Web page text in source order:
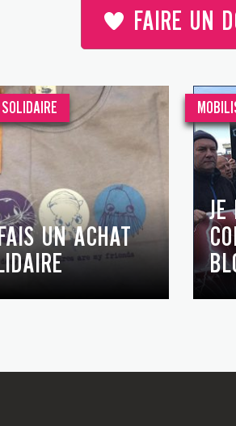
FAIRE UN
UN ACHAT
JE